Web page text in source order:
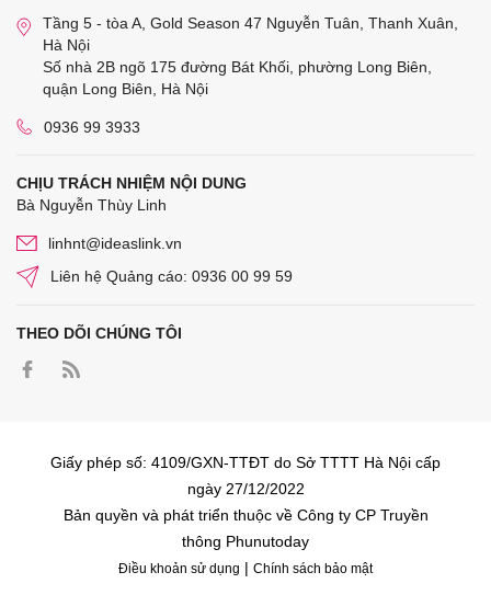
Tầng 5 - tòa A, Gold Season 47 Nguyễn Tuân, Thanh Xuân,
Hà Nội
Số nhà 2B ngõ 175 đường Bát Khối, phường Long Biên,
quận Long Biên, Hà Nội
0936 99 3933
CHỊU TRÁCH NHIỆM NỘI DUNG
Bà Nguyễn Thùy Linh
linhnt@ideaslink.vn
Liên hệ Quảng cáo: 0936 00 99 59
THEO DÕI CHÚNG TÔI
Giấy phép số: 4109/GXN-TTĐT do Sở TTTT Hà Nội cấp
ngày 27/12/2022
Bản quyền và phát triển thuộc về Công ty CP Truyền
thông Phunutoday
Điều khoản sử dụng | Chính sách bảo mật